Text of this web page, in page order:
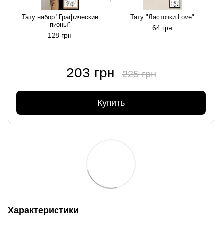
Тату набор "Графические
пионы"
128 грн
Тату "Ласточки Love"
64 грн
203 грн 225 грн
Купить
Характеристики